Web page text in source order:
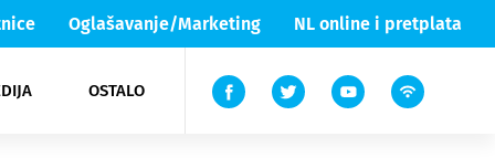
Oglašavanje/Marketing NL online i pretplata
OSTALO
Lika & Senj
TV